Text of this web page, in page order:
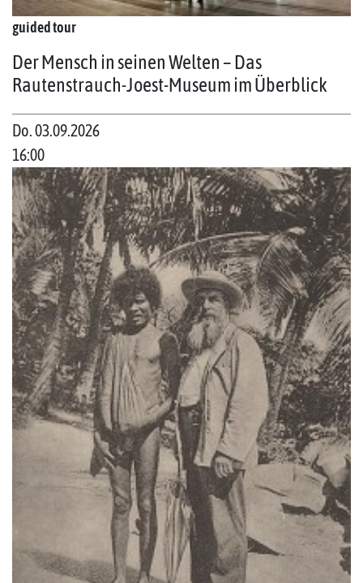
guided tour
Der Mensch in seinen Welten – Das
Rautenstrauch-Joest-Museum im Überblick
Do. 03.09.2026
16:00